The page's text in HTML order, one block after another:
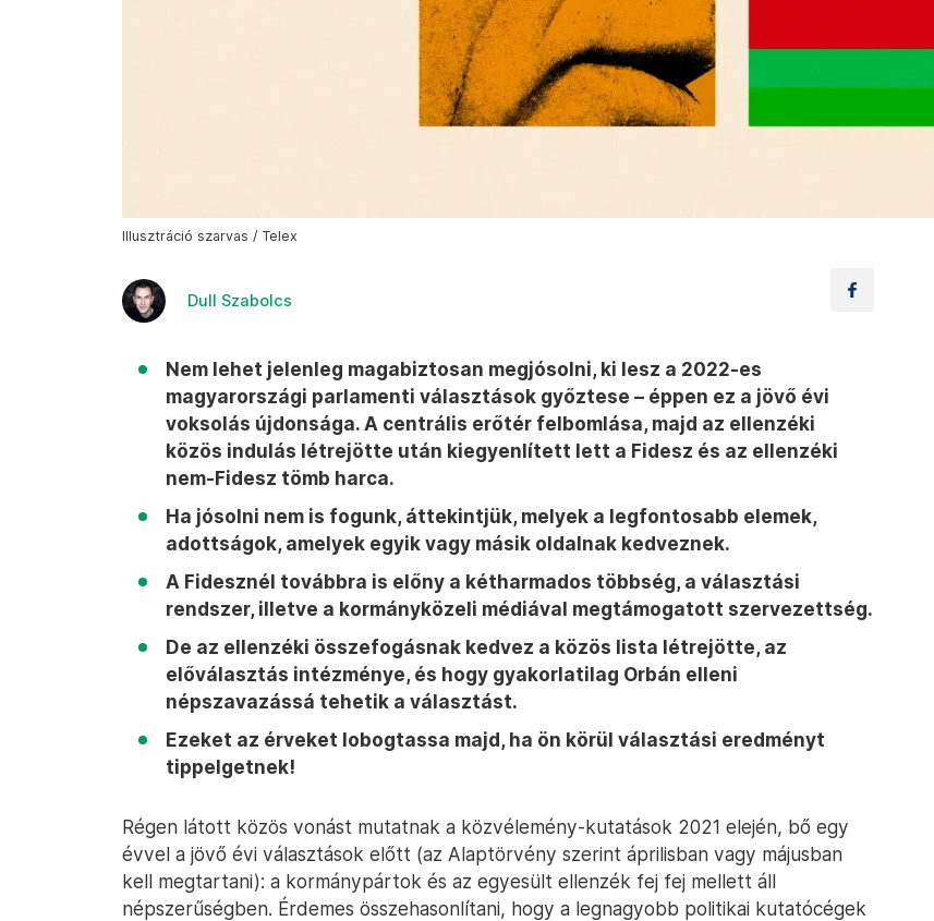
Illusztráció szarvas / Telex
Dull Szabolcs
Nem lehet jelenleg magabiztosan megjósolni, ki lesz a 2022-es
magyarországi parlamenti választások győztese – éppen ez a jövő évi
voksolás újdonsága. A centrális erőtér felbomlása, majd az ellenzéki
közös indulás létrejötte után kiegyenlített lett a Fidesz és az ellenzéki
nem-Fidesz tömb harca.
Ha jósolni nem is fogunk, áttekintjük, melyek a legfontosabb elemek,
adottságok, amelyek egyik vagy másik oldalnak kedveznek.
A Fidesznél továbbra is előny a kétharmados többség, a választási
rendszer, illetve a kormányközeli médiával megtámogatott szervezettség.
De az ellenzéki összefogásnak kedvez a közös lista létrejötte, az
előválasztás intézménye, és hogy gyakorlatilag Orbán elleni
népszavazássá tehetik a választást.
Ezeket az érveket lobogtassa majd, ha ön körül választási eredményt
tippelgetnek!
Régen látott közös vonást mutatnak a közvélemény-kutatások 2021 elején, bő egy
évvel a jövő évi választások előtt (az Alaptörvény szerint áprilisban vagy májusban
kell megtartani): a kormánypártok és az egyesült ellenzék fej fej mellett áll
népszerűségben. Érdemes összehasonlítani, hogy a legnagyobb politikai kutatócégek